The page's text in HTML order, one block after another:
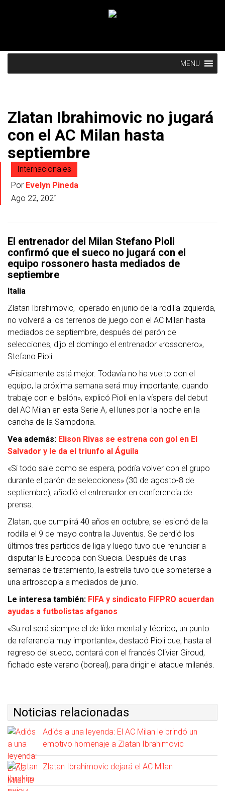
MENU
Zlatan Ibrahimovic no jugará
con el AC Milan hasta
septiembre
Internacionales
Por Evelyn Pineda
Ago 22, 2021
El entrenador del Milan Stefano Pioli
confirmó que el sueco no jugará con el
equipo rossonero hasta mediados de
septiembre
Italia
Zlatan Ibrahimovic, operado en junio de la rodilla izquierda,
no volverá a los terrenos de juego con el AC Milan hasta
mediados de septiembre, después del parón de
selecciones, dijo el domingo el entrenador «rossonero»,
Stefano Pioli.
«Físicamente está mejor. Todavía no ha vuelto con el
equipo, la próxima semana será muy importante, cuando
trabaje con el balón», explicó Pioli en la víspera del debut
del AC Milan en esta Serie A, el lunes por la noche en la
cancha de la Sampdoria.
Vea además: Elison Rivas se estrena con gol en El
Salvador y le da el triunfo al Águila
«Si todo sale como se espera, podría volver con el grupo
durante el parón de selecciones» (30 de agosto-8 de
septiembre), añadió el entrenador en conferencia de
prensa.
Zlatan, que cumplirá 40 años en octubre, se lesionó de la
rodilla el 9 de mayo contra la Juventus. Se perdió los
últimos tres partidos de liga y luego tuvo que renunciar a
disputar la Eurocopa con Suecia. Después de unas
semanas de tratamiento, la estrella tuvo que someterse a
una artroscopia a mediados de junio.
Le interesa también: FIFA y sindicato FIFPRO acuerdan
ayudas a futbolistas afganos
«Su rol será siempre el de líder mental y técnico, un punto
de referencia muy importante», destacó Pioli que, hasta el
regreso del sueco, contará con el francés Olivier Giroud,
fichado este verano (boreal), para dirigir el ataque milanés.
Noticias relacionadas
Adiós a una leyenda: El AC Milan le brindó un
emotivo homenaje a Zlatan Ibrahimovic
Zlatan Ibrahimovic dejará el AC Milan